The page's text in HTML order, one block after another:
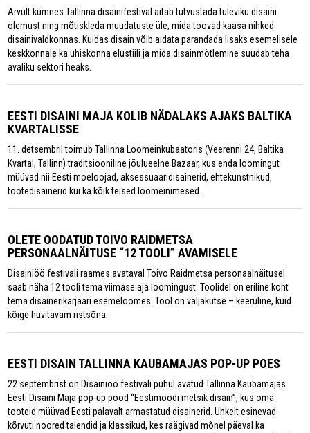
Arvult kümnes Tallinna disainifestival aitab tutvustada tuleviku disaini
olemust ning mõtiskleda muudatuste üle, mida toovad kaasa nihked
disainivaldkonnas. Kuidas disain võib aidata parandada lisaks esemelisele
keskkonnale ka ühiskonna elustiili ja mida disainmõtlemine suudab teha
avaliku sektori heaks.
EESTI DISAINI MAJA KOLIB NÄDALAKS AJAKS BALTIKA
KVARTALISSE
11. detsembril toimub Tallinna Loomeinkubaatoris (Veerenni 24, Baltika
Kvartal, Tallinn) traditsiooniline jõulueelne Bazaar, kus enda loomingut
müüvad nii Eesti moeloojad, aksessuaaridisainerid, ehtekunstnikud,
tootedisainerid kui ka kõik teised loomeinimesed.
OLETE OODATUD TOIVO RAIDMETSA
PERSONAALNÄITUSE “12 TOOLI” AVAMISELE
Disainiöö festivali raames avataval Toivo Raidmetsa personaalnäitusel
saab näha 12 tooli tema viimase aja loomingust. Toolidel on eriline koht
tema disainerikarjääri esemeloomes. Tool on väljakutse – keeruline, kuid
kõige huvitavam ristsõna.
EESTI DISAIN TALLINNA KAUBAMAJAS POP-UP POES
22.septembrist on Disainiöö festivali puhul avatud Tallinna Kaubamajas
Eesti Disaini Maja pop-up pood “Eestimoodi metsik disain”, kus oma
tooteid müüvad Eesti palavalt armastatud disainerid. Uhkelt esinevad
kõrvuti noored talendid ja klassikud, kes räägivad mõnel päeval ka